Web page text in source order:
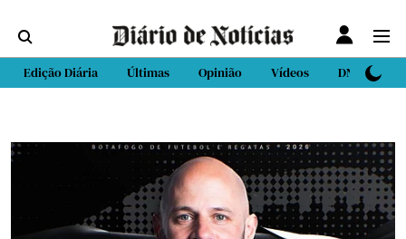
Edição Diária Últimas Opinião Vídeos DN Sport